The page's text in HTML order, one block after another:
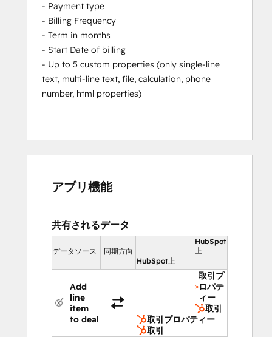
- Payment type
- Billing Frequency
- Term in months
- Start Date of billing
- Up to 5 custom properties (only single-line
text, multi-line text, file, calculation, phone
number, html properties)
アプリ機能
共有されるデータ
データソース 同期方向
HubSpot
上
HubSpot上
Add
line
item
to deal
取引プ
ロパテ
ィー
取引
取引プロパティー
取引